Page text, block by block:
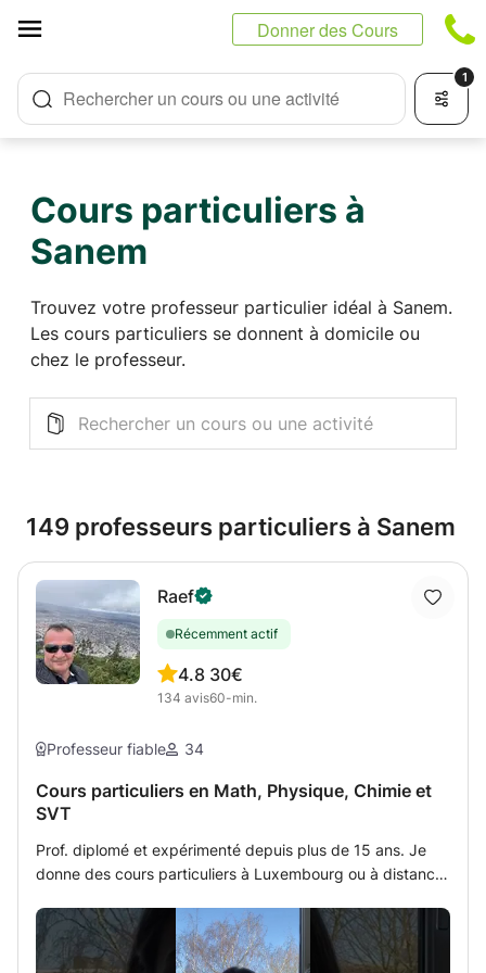
Donner des Cours
Rechercher un cours ou une activité
1
Cours particuliers à
Sanem
Trouvez votre professeur particulier idéal à Sanem.
Les cours particuliers se donnent à domicile ou
chez le professeur.
149 professeurs particuliers à Sanem
Raef
Récemment actif
4.8
134 avis
30€
60-min.
Professeur fiable 34
Cours particuliers en Math, Physique, Chimie et
SVT
Prof. diplomé et expérimenté depuis plus de 15 ans. Je
donne des cours particuliers à Luxembourg ou à distance
PROFESSIONNELLE TRES MODERNISEE qui fonctionne en
cliquant au link que j'envoie par Zoom ou Skype et qui
sert comme tableau équipé des outils sur lequel on peut